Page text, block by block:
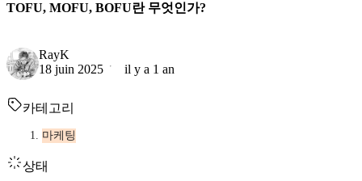
TOFU, MOFU, BOFU란 무엇인가?
RayK
18 juin 2025
il y a 1 an
카테고리
마케팅
상태